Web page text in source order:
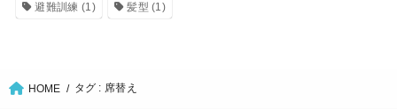
避難訓練 (1) 髪型 (1)
HOME タグ : 席替え